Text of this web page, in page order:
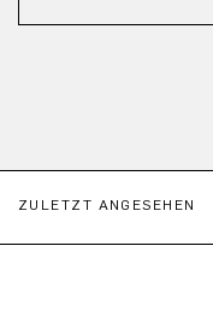
ZULETZT ANGESEHEN